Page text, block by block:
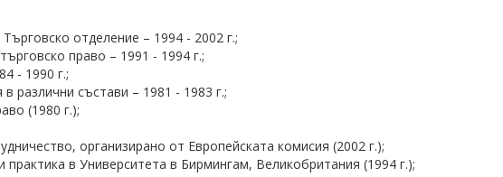
отделение – 1994 - 2002 г.;
право – 1991 - 1994 г.;
- 1990 г.;
различни състави – 1981 - 1983 г.;
(1980 г.);
организирано от Европейската комисия (2002 г.);
в Университета в Бирмингам, Великобритания (1994 г.);